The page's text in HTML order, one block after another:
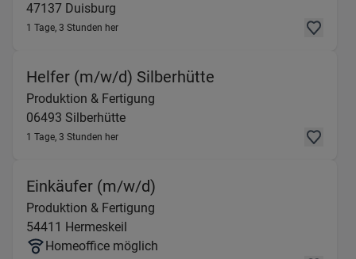
47137 Duisburg
1 Tage, 3 Stunden her
Helfer (m/w/d) Silberhütte
Produktion & Fertigung
06493 Silberhütte
1 Tage, 3 Stunden her
Einkäufer (m/w/d)
Produktion & Fertigung
54411 Hermeskeil
Homeoffice möglich